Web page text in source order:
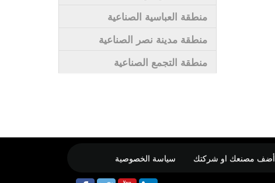
منطقة العباسية الصناعية
منطقة مدينة نصر الصناعية
منطقة التجمع الصناعية
أضف مصنعك او شركتك سياسة الخصوصية